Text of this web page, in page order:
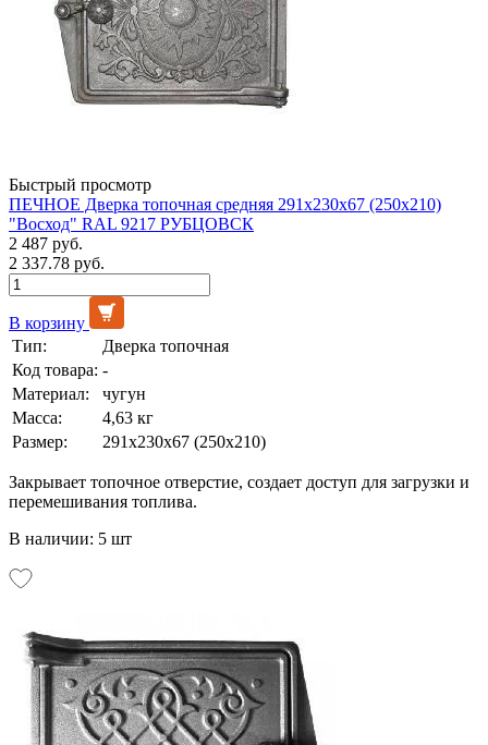
Быстрый просмотр
ПЕЧНОЕ Дверка топочная средняя 291х230х67 (250х210)
"Восход" RAL 9217 РУБЦОВСК
2 487 руб.
2 337.78 руб.
В корзину
Тип:
Дверка топочная
Код товара: -
Материал:
чугун
Масса:
4,63 кг
Размер:
291х230х67 (250х210)
Закрывает топочное отверстие, создает доступ для загрузки и
перемешивания топлива.
В наличии: 5 шт